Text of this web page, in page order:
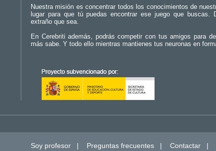
Nuestra misión es concentrar todos los conocimientos de
lugar para que tú puedas encontrar ese juego que buscas.
extraño que sea.
En Cerebriti además, podrás competir con tus amigos para
más sabe. Y todo ello mientras mantienes tus neuronas en
Soy profesor | Preguntas frecuentes | Contactar |